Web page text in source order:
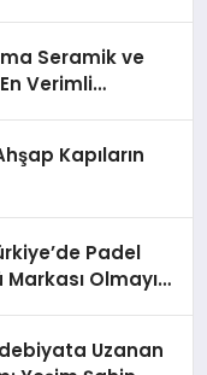
Seramik ve
Verimli
Kapıların
Padel
Markası Olmayı
Uzanan